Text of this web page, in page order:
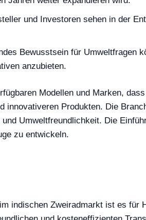
und Investoren sehen in der
Bewusstsein für Umweltfragen
anzubieten.
Modellen und Marken,
innovativeren Produkten. Die
Umweltfreundlichkeit. Die
zu entwickeln.
indischen Zweiradmarkt ist es